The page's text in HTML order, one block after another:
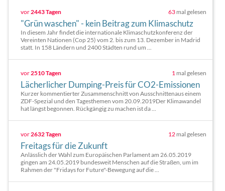
vor2443 Tagen 63 mal gelesen
"Grün waschen" - kein Beitrag zum Klimaschutz
In diesem Jahr findet die internationale Klimaschutzkonferenz der
Vereinten Nationen (Cop 25) vom 2. bis zum 13. Dezember in Madrid
statt. In 158 Ländern und 2400 Städten rund um ...
vor2510 Tagen 1 mal gelesen
Lächerlicher Dumping-Preis für CO2-Emissionen
Kurzer kommentierter Zusammenschnitt von Ausschnittenaus einem
ZDF-Spezial und den Tagesthemen vom 20.09.2019Der Klimawandel
hat längst begonnen. Rückgängig zu machen ist da ...
vor2632 Tagen 12 mal gelesen
Freitags für die Zukunft
Anlässlich der Wahl zum Europäischen Parlament am 26.05.2019
gingen am 24.05.2019 bundesweit Menschen auf die Straßen, um im
Rahmen der "Fridays for Future"-Bewegung auf die ...